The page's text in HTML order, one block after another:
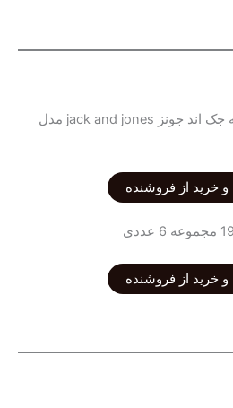
پیراهن آستین بلند مردانه جک اند جونز jack and jones مدل
خرید از فروشنده
خرید از فروشنده